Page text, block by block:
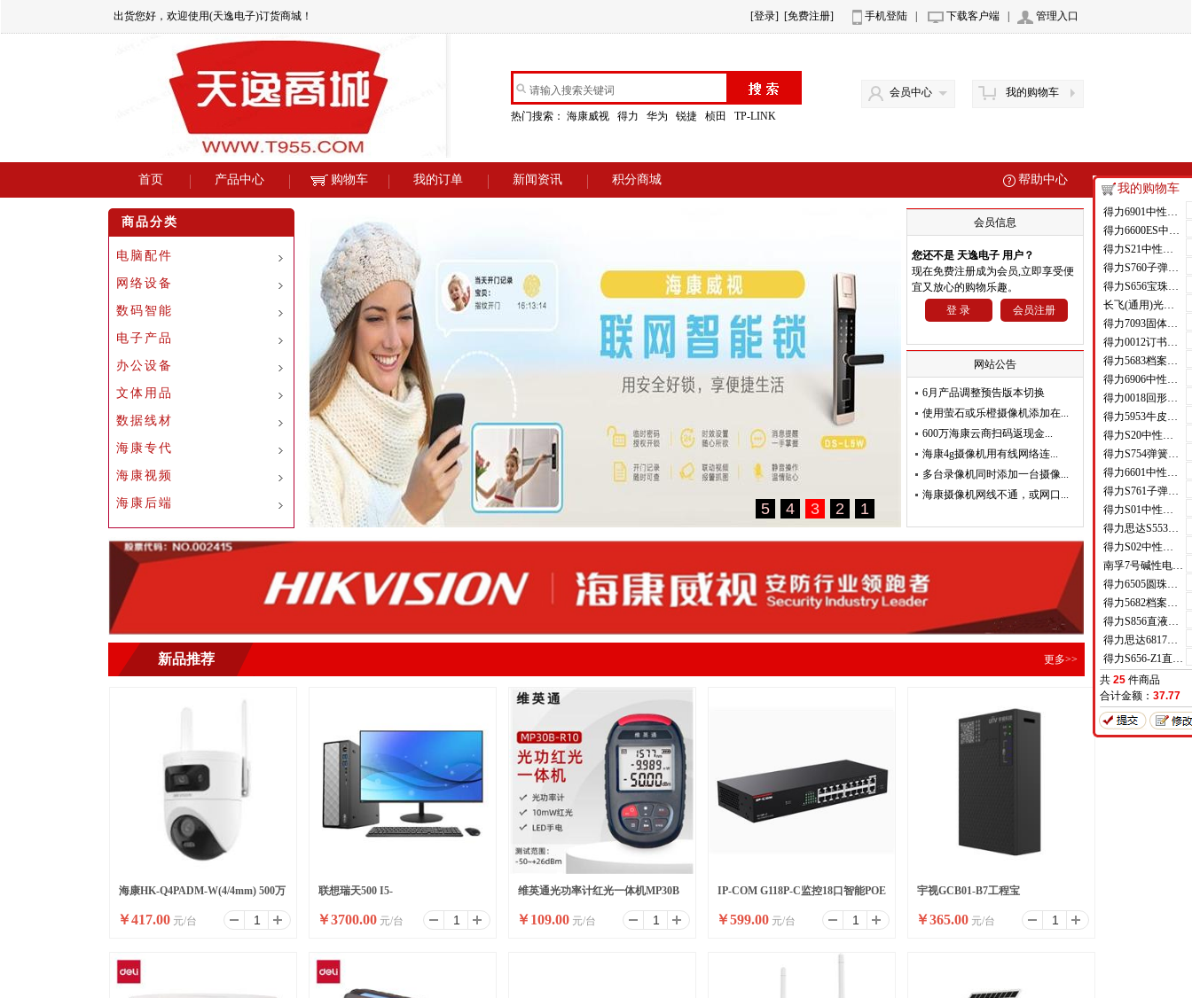
出货您好，欢迎使用(天逸电子)订货商城！ [登录] [免费注册] 手机登陆 下载客户端 管理入口
热门搜索： 海康威视 得力 华为 锐捷 桢田 TP-LINK
会员中心 我的购物车
首页 产品中心 购物车 我的订单 新闻资讯 积分商城 帮助中心
商品分类
电脑配件
网络设备
数码智能
电子产品
办公设备
文体用品
数据线材
海康专代
海康视频
海康后端
会员信息
您还不是 天逸电子 用户？
现在免费注册成为会员,立即享受便
宜又放心的购物乐趣。
登 录
会员注册
网站公告
6月产品调整预告版本切换
使用萤石或乐橙摄像机添加在...
600万海康云商扫码返现金...
海康4g摄像机用有线网络连...
多台录像机同时添加一台摄像...
海康摄像机网线不通，或网口...
新品推荐 更多>>
海康HK-Q4PADM-W(4/4mm) 500万
双摄WiFi套装小球
￥417.00 元/台
联想瑞天500 I5-
13500HX/16G/512SSD/WIFI/8
升/W11/ 23.8
￥3700.00 元/台
维英通光功率计红光一体机MP30B
红光笔
￥109.00 元/台
IP-COM G118P-C监控18口智能POE
高功率全千兆交换机
￥599.00 元/台
宇视GCB01-B7工程宝
￥365.00 元/台
我的购物车
得力6901中性笔芯0.5mm半针管(黑)(支)
得力6600ES中性笔0.5mm子弹头(黑)(支)
得力S21中性笔0.7mm子弹头(黑)(支)
得力S760子弹头中性笔芯0.5mm子弹头(黑)(支)
得力S656宝珠笔0.5mm子弹头(黑)
长飞(通用)光纤 GJYXFCH-1B6A2 1芯皮线光纤
得力7093固体胶(白)(只)
得力0012订书钉12#(1000枚/盒)
得力5683档案盒(蓝)(只)
得力6906中性笔芯0.5mm弹簧头(黑)(支)
得力0018回形针(100枚/盒)
得力5953牛皮纸档案袋(混浆)(米黄色)(10只/包)
得力S20中性笔0.7mm子弹头(黑)(支)
得力S754弹簧头中性笔芯0.7mm弹簧头(黑)(支)
得力6601中性笔0.5mm半针管(黑)(支)
得力S761子弹头中性笔芯0.7mm子弹头(黑)(支)
得力S01中性笔0.5mm弹簧头(黑)(支)
得力思达S553可加墨记号笔(黑)(支)
得力S02中性笔0.7mm弹簧头(黑)(支)
南孚7号碱性电池聚能环4代
得力6505圆珠笔0.7mm子弹头(蓝)(支)
得力5682档案盒(蓝)(只)
得力S856直液式走珠笔(黑)(支)
得力思达6817优逸白板笔(黑)(支)
得力S656-Z1直液式走珠笔0.5mm子弹头(红)(支)
共 25 件商品
合计金额： 37.77